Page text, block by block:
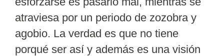
atraviesa por un periodo de zozobra y
agobio. La verdad es que no tiene
porqué ser así y además es una visión